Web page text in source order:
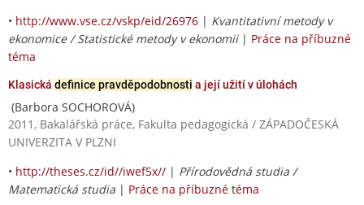
• http://www.vse.cz/vskp/eid/26976 | Kvantitativní metody v
ekonomice / Statistické metody v ekonomii| Práce na příbuzné
téma
Klasická definice pravděpodobnosti a její užití v úlohách
(Barbora SOCHOROVÁ)
2011, Bakalářská práce, Fakulta pedagogická / ZÁPADOČESKÁ
UNIVERZITA V PLZNI
• http://theses.cz/id//iwef5x// | Přírodovědná studia /
Matematická studia | Práce na příbuzné téma